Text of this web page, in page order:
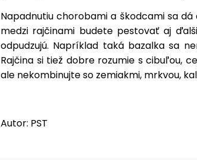
Napadnutiu chorobami a škodcami sa
medzi rajčinami budete pestovať aj
odpudzujú. Napríklad taká bazalka sa
Rajčina si tiež dobre rozumie s cibuľou,
ale nekombinujte so zemiakmi, mrkvou,
Autor: PST